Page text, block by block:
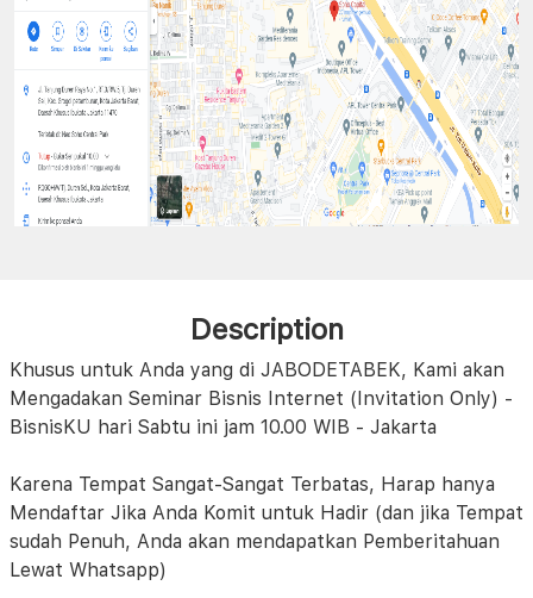
Description
Khusus untuk Anda yang di JABODETABEK, Kami akan
Mengadakan Seminar Bisnis Internet (Invitation Only) -
BisnisKU hari Sabtu ini jam 10.00 WIB - Jakarta
Karena Tempat Sangat-Sangat Terbatas, Harap hanya
Mendaftar Jika Anda Komit untuk Hadir (dan jika Tempat
sudah Penuh, Anda akan mendapatkan Pemberitahuan
Lewat Whatsapp)